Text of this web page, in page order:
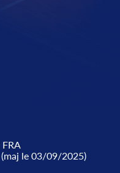
FRA
(maj le 03/09/2025)